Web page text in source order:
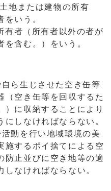
または建物の所有
をいう。
者（所有者以外の者が
含む。）をいう。
ら生じさせた空き缶等
（空き缶等を回収するた
）に収納することにより
しなければならない。
動を行い地域環境の美
施するポイ捨てによる空
防止並びに空き地等の適
なければならない。